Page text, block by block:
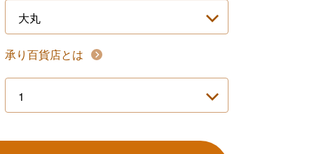
承り百貨店とは